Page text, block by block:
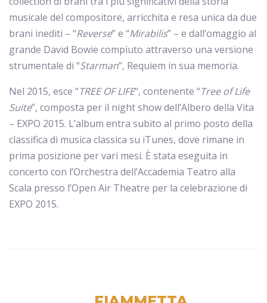
musicale del compositore, arricchita e resa unica da due
brani inediti – “Reverse” e “Mirabilis” – e dall’omaggio al
grande David Bowie compiuto attraverso una versione
strumentale di “Starman”, Requiem in sua memoria.
Nel 2015, esce “TREE OF LIFE“, contenente “Tree of Life
Suite”, composta per il night show dell’Albero della Vita
– EXPO 2015. L’album entra subito al primo posto della
classifica di musica classica su iTunes, dove rimane in
prima posizione per vari mesi. È stata eseguita in
concerto con l’Orchestra dell’Accademia Teatro alla
Scala presso l’Open Air Theatre per la celebrazione di
EXPO 2015.